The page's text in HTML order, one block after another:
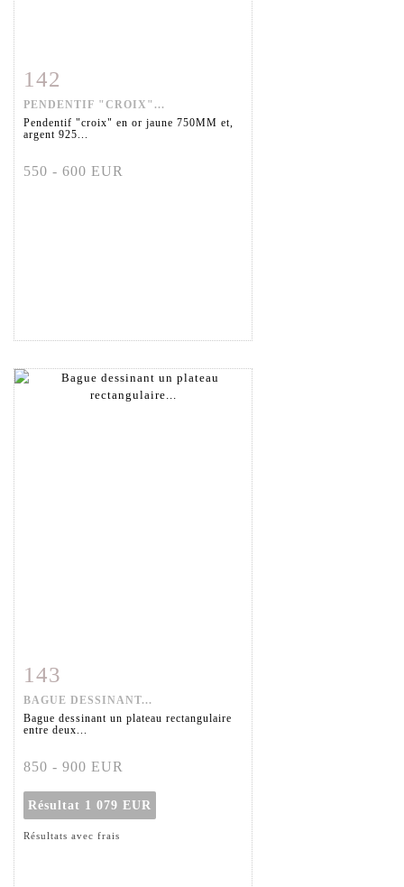
Fiche détaillée
142
PENDENTIF "CROIX"...
Pendentif "croix" en or jaune 750MM et,
argent 925...
550 - 600 EUR
Fiche détaillée
143
BAGUE DESSINANT...
Bague dessinant un plateau rectangulaire
entre deux...
850 - 900 EUR
Résultat 1 079 EUR
Résultats avec frais